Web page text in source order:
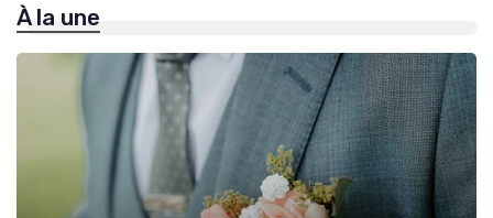
» Tendances de Mariages
À la une